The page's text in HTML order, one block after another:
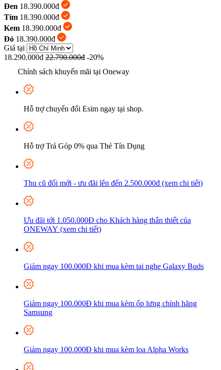
Đen 18.390.000đ
Tím 18.390.000đ
Kem 18.390.000đ
Đỏ 18.390.000đ
Giá tại
18.290.000đ 22.790.000đ -20%
Chính sách khuyến mãi tại Oneway
Hỗ trợ chuyển đổi Esim ngay tại shop.
Hỗ trợ Trả Góp 0% qua Thẻ Tín Dụng
Thu cũ đổi mới - ưu đãi lên đến 2.500.000đ (xem chi tiết)
Ưu đãi tới 1.050.000Đ cho Khách hàng thân thiết của
ONEWAY (xem chi tiết)
Giảm ngay 100.000Đ khi mua kèm tai nghe Galaxy Buds
Giảm ngay 100.000Đ khi mua kèm ốp lưng chính hãng
Samsung
Giảm ngay 100.000Đ khi mua kèm loa Alpha Works